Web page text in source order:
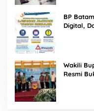
BP
Digital,
Wakili
Resmi